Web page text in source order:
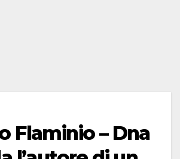
Flaminio – Dna